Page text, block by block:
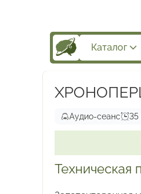
Каталог
Аудио-сеанс 35
Техническая